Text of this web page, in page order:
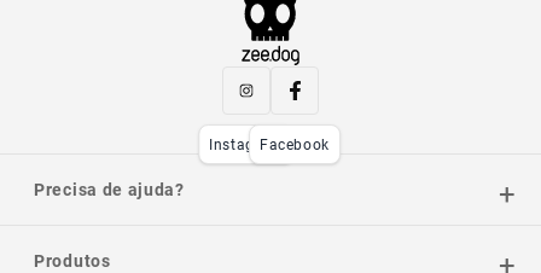
InstagramFacebook
Precisa de ajuda?
Produtos